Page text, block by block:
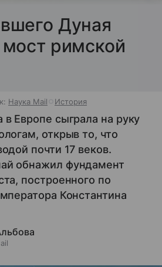
Дуная
мост римской
Наука Mail История
Европе сыграла на руку
открыв то, что
почти 17 веков.
обнажил фундамент
построенного по
Константина